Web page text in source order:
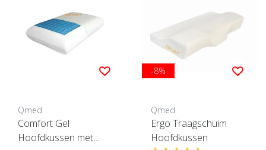
Qmed
Comfort Gel
Hoofdkussen met
-8%
Qmed
Ergo Traagschuim
Hoofdkussen